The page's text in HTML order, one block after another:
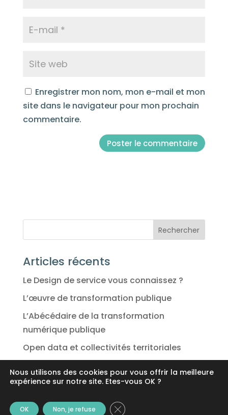
Enregistrer mon nom, mon e-mail et mon
site dans le navigateur pour mon prochain
commentaire.
Articles récents
Le Design de service vous connaissez ?
L’œuvre de transformation publique
L’Abécédaire de la transformation
numérique publique
Open data et collectivités territoriales
?
Nous utilisons des cookies pour vous offrir la meilleure
expérience sur notre site. Etes-vous OK ?
OK Non, je refuse Fermer la bannière des cookies